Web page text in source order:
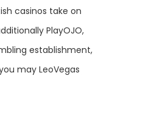
casinos take on
PlayOJO,
establishment,
may LeoVegas